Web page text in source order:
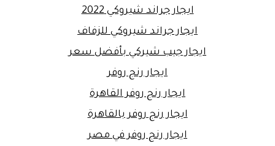
ايجار جراند شيروكي 2022
ايجار جراند شيروكي للزفاف
ايجار جيب شيركي بأفضل سعر
ايجار رنج روفر
ايجار رنج روفر القاهرة
ايجار رنج روفر بالقاهرة
ايجار رنج روفر في مصر